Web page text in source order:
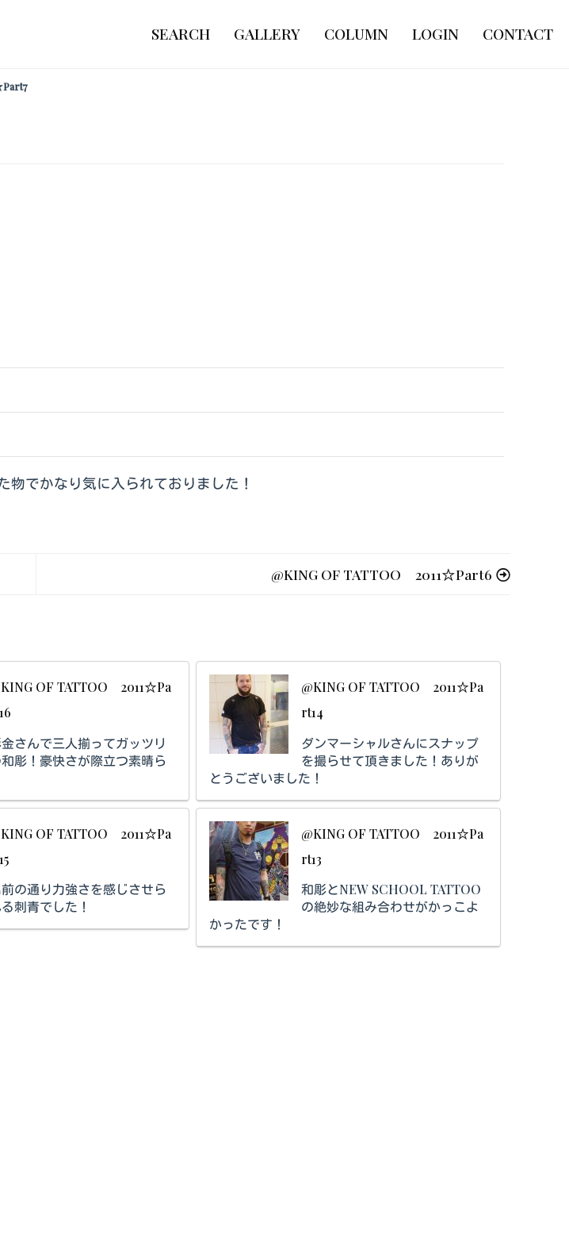
SEARCH GALLERY COLUMN LOGIN CONTACT
でかなり気に入られておりました！
@KING OF TATTOO 2011☆Part6
OF TATTOO 2011☆Pa
さんで三人揃ってガッツリ
彫！豪快さが際立つ素晴ら
OF TATTOO 2011☆Pa
の通り力強さを感じさせら
刺青でした！
@KING OF TATTOO 2011☆Pa
rt14
ダンマーシャルさんにスナップ
を撮らせて頂きました！ありが
とうございました！
@KING OF TATTOO 2011☆Pa
rt13
和彫とNEW SCHOOL TATTOO
の絶妙な組み合わせがかっこよ
かったです！